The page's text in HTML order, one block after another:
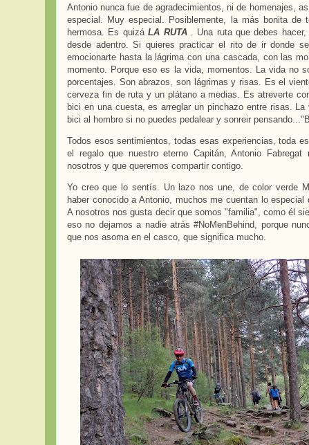
Antonio nunca fue de agradecimientos, ni de homenajes,
especial. Muy especial. Posiblemente, la más bonita
hermosa. Es quizáLA RUTA. Una ruta que debes hacer,
desde adentro. Si quieres practicar el rito de ir donde
emocionarte hasta la lágrima con una cascada, con las
momento. Porque eso es la vida, momentos. La vida no
porcentajes. Son abrazos, son lágrimas y risas. Es el
cerveza fin de ruta y un plátano a medias. Es atreverte
bici en una cuesta, es arreglar un pinchazo entre risas.
bici al hombro si no puedes pedalear y sonreir
Todos esos sentimientos, todas esas experiencias, toda
el regalo que nuestro eterno Capitán, Antonio
nosotros y que queremos compartir contigo.
Yo creo que lo sentís. Un lazo nos une, de color verde
haber conocido a Antonio, muchos me cuentan lo
A nosotros nos gusta decir que somos "familia", como él
eso no dejamos a nadie atrás #NoMenBehind, porque
que nos asoma en el casco, que significa mucho.